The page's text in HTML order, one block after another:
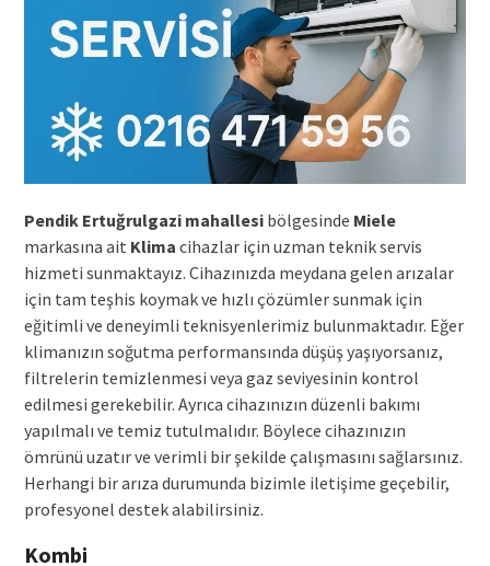
Pendik Ertuğrulgazi mahallesibölgesinde Miele
markasına ait Klima cihazlar için uzman teknik servis
hizmeti sunmaktayız. Cihazınızda meydana gelen arızalar
için tam teşhis koymak ve hızlı çözümler sunmak için
eğitimli ve deneyimli teknisyenlerimiz bulunmaktadır. Eğer
klimanızın soğutma performansında düşüş yaşıyorsanız,
filtrelerin temizlenmesi veya gaz seviyesinin kontrol
edilmesi gerekebilir. Ayrıca cihazınızın düzenli bakımı
yapılmalı ve temiz tutulmalıdır. Böylece cihazınızın
ömrünü uzatır ve verimli bir şekilde çalışmasını sağlarsınız.
Herhangi bir arıza durumunda bizimle iletişime geçebilir,
profesyonel destek alabilirsiniz.
Kombi